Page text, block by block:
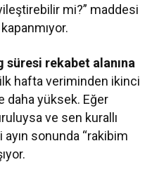
mi?” maddesi
rekabet alanına
hafta veriminden ikinci
daha yüksek. Eğer
ve sen kurallı
sonunda “rakibim